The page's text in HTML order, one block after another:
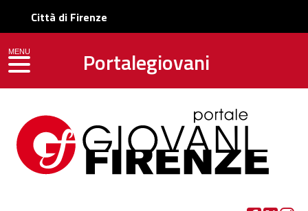
Città di Firenze
Portalegiovani
MENU
toggle navigation